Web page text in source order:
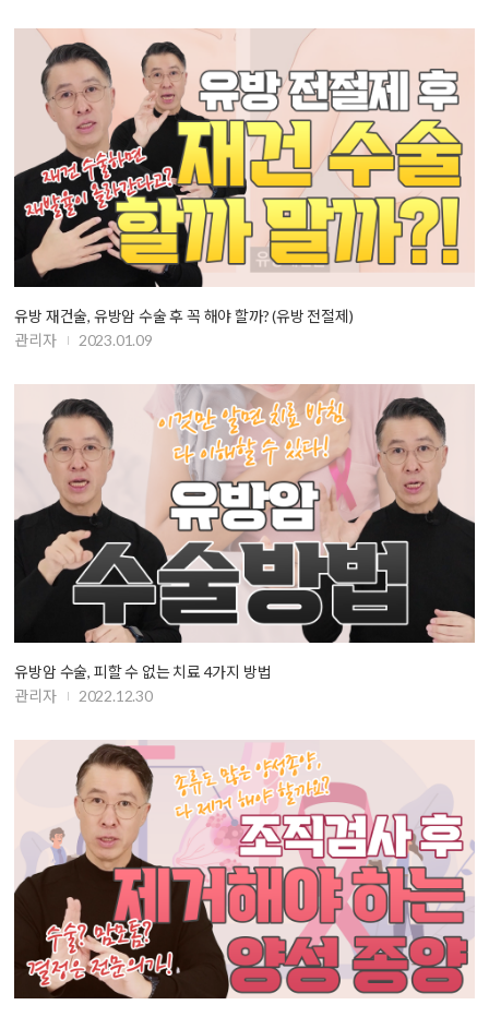
유방 재건술, 유방암 수술 후 꼭 해야 할까? (유방 전절제)
관리자
2023.01.09
유방암 수술, 피할 수 없는 치료 4가지 방법
관리자
2022.12.30